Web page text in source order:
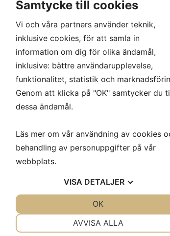
Andreas
Partner
Civilekonom från
Andreas har 10 års
KPMG med inriktning
erfarenhet från
År 2017 grundade
LinkedIn
+46 727 44 44 15
andreas@ahlpartners.se
Samtycke till cookies
Vi och våra partners använder teknik,
inklusive cookies, för att samla in
information om dig för olika ändamål,
inklusive: bättre användarupplevelse,
funktionalitet, statistik och
Genom att klicka på "OK" samtycker du
dessa ändamål.
Läs mer om vår användning av cookies
behandling av personuppgifter på vår
webbplats.
VISA DETALJER
AVVISA ALLA
OK